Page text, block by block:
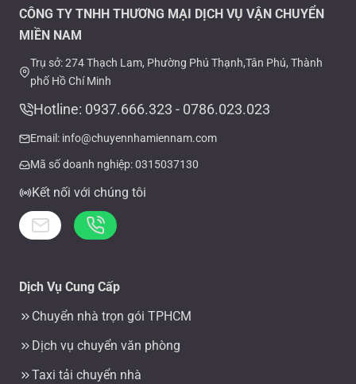
CÔNG TY TNHH THƯƠNG MẠI DỊCH VỤ VẬN CHUYỂN
MIỀN NAM
Trụ sở: 274 Thạch Lam, Phường Phú Thạnh,Tân Phú, Thành
phố Hồ Chí Minh
Hotline: 0937.666.323 - 0786.023.023
Email: info@chuyennhamiennam.com
Mã số doanh nghiệp: 0315037130
Kết nối với chúng tôi
Dịch Vụ Cung Cấp
Chuyển nhà trọn gói TPHCM
Dịch vụ chuyển văn phòng
Taxi tải chuyển nhà